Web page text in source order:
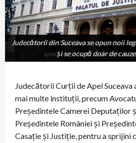
Judecătorii din Suceava se opun
speciale și se ocupă doar de
Judecătorii din Suceava se opun noii
și se ocupă doar de
Judecătorii Curții de Apel Suceava
mai multe instituții, precum
Președintele Camerei Deputaților
Președintele României și
Casație și Justiție, pentru a